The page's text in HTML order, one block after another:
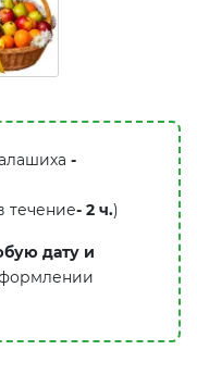
-
течение- 2 ч.)
дату и